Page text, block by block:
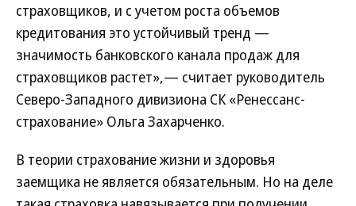
страховщиков, и с учетом роста объемов
кредитования это устойчивый тренд —
значимость банковского канала продаж для
страховщиков растет»,— считает руководитель
Северо-Западного дивизиона СК «Ренессанс-
страхование» Ольга Захарченко.
В теории страхование жизни и здоровья
заемщика не является обязательным. Но на деле